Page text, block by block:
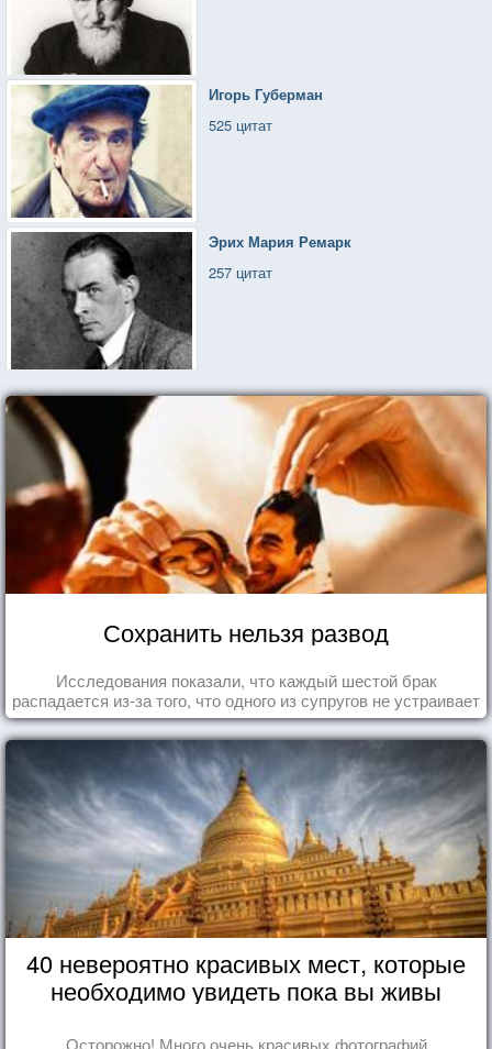
Игорь Губерман
525 цитат
Эрих Мария Ремарк
257 цитат
Сохранить нельзя развод
Исследования показали, что каждый шестой брак
распадается из-за того, что одного из супругов не устраивает
та роль, которая выпала ему в семье.
40 невероятно красивых мест, которые
необходимо увидеть пока вы живы
Осторожно! Много очень красивых фотографий